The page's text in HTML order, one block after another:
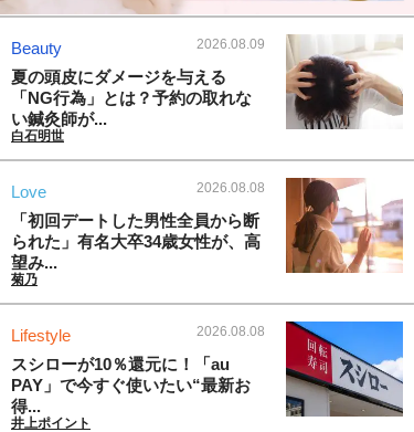
Beauty 2026.08.09
夏の頭皮にダメージを与える
「NG行為」とは？予約の取れな
い鍼灸師が...
白石明世
Love 2026.08.08
「初回デートした男性全員から断
られた」有名大卒34歳女性が、高
望み...
菊乃
Lifestyle 2026.08.08
スシローが10％還元に！「au
PAY」で今すぐ使いたい“最新お
得...
井上ポイント